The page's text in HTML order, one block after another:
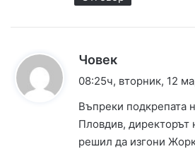
Човек
а
08:25ч, вторник, 12
Въпреки подкрепата
Пловдив, директорът
решил да изгони